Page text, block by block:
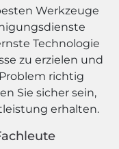
Werkzeuge
Technologie
zu erzielen und
richtig
Sie sicher sein,
erhalten.